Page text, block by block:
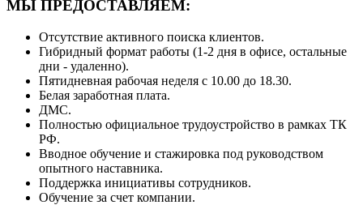
МЫ ПРЕДОСТАВЛЯЕМ:
Отсутствие активного поиска клиентов.
Гибридный формат работы (1-2 дня в офисе, остальные
дни - удаленно).
Пятидневная рабочая неделя с 10.00 до 18.30.
Белая заработная плата.
ДМС.
Полностью официальное трудоустройство в рамках ТК
РФ.
Вводное обучение и стажировка под руководством
опытного наставника.
Поддержка инициативы сотрудников.
Обучение за счет компании.